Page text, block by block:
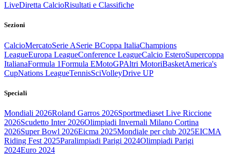
LiveDiretta CalcioRisultati e Classifiche
Sezioni
CalcioMercatoSerie ASerie BCoppa ItaliaChampions
LeagueEuropa LeagueConference LeagueCalcio EsteroSupercoppa
ItalianaFormula 1Formula EMotoGPAltri MotoriBasketAmerica's
CupNations LeagueTennisSciVolleyDrive UP
Speciali
Mondiali 2026Roland Garros 2026Sportmediaset Live Riccione
2026Scudetto Inter 2026Olimpiadi Invernali Milano Cortina
2026Super Bowl 2026Eicma 2025Mondiale per club 2025EICMA
Riding Fest 2025Paralimpiadi Parigi 2024Olimpiadi Parigi
2024Euro 2024